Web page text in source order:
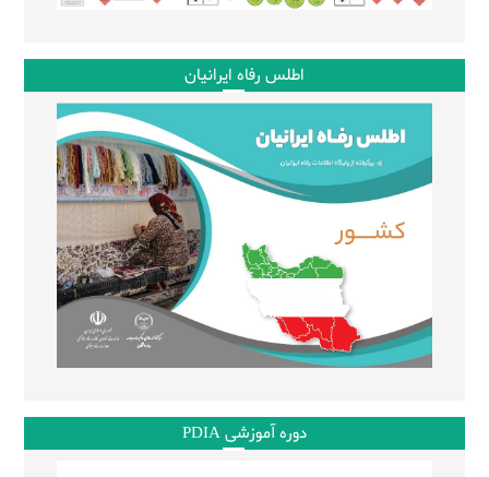
اطلس رفاه ایرانیان
دوره آموزشی PDIA